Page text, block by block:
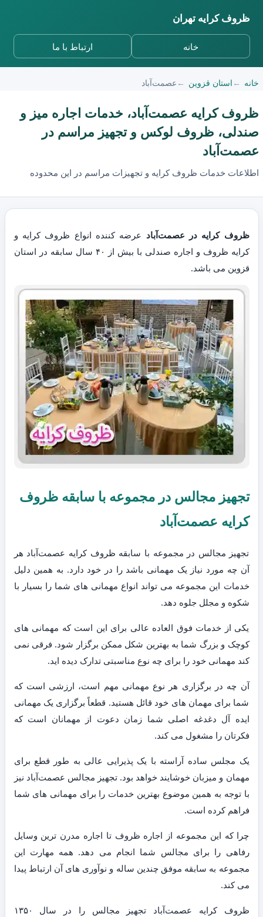
ظروف کرایه تهران
خانه ارتباط با ما
خانه استان قزوین عصمت‌آباد
ظروف کرایه عصمت‌آباد، خدمات اجاره میز و
صندلی، ظروف لوکس و تجهیز مراسم در
عصمت‌آباد
اطلاعات خدمات ظروف کرایه و تجهیزات مراسم در این محدوده
ظروف کرایه در عصمت‌آباد عرضه کننده انواع ظروف کرایه و
کرایه ظروف و اجاره صندلی با بیش از ۴۰ سال سابقه در استان
قزوین می باشد.
تجهیز مجالس در مجموعه با سابقه ظروف
کرایه عصمت‌آباد
تجهیز مجالس در مجموعه با سابقه ظروف کرایه عصمت‌آباد هر
آن چه مورد نیاز یک مهمانی باشد را در خود دارد. به همین دلیل
خدمات این مجموعه می تواند انواع مهمانی های شما را بسیار با
شکوه و مجلل جلوه دهد.
یکی از خدمات فوق العاده عالی برای این است که مهمانی های
کوچک و بزرگ شما به بهترین شکل ممکن برگزار شود. فرقی نمی
کند مهمانی خود را برای چه نوع مناسبتی تدارک دیده اید.
آن چه در برگزاری هر نوع مهمانی مهم است، ارزشی است که
شما برای مهمان های خود قائل هستید. قطعاً برگزاری یک مهمانی
ایده آل دغدغه اصلی شما زمان دعوت از مهمانان است که
فکرتان را مشغول می کند.
یک مجلس ساده آراسته با یک پذیرایی عالی به طور قطع برای
مهمان و میزبان خوشایند خواهد بود. تجهیز مجالس عصمت‌آباد نیز
با توجه به همین موضوع بهترین خدمات را برای مهمانی های شما
فراهم کرده است.
چرا که این مجموعه از اجاره ظروف تا اجاره مدرن ترین وسایل
رفاهی را برای مجالس شما انجام می دهد. همه مهارت این
مجموعه به سابقه موفق چندین ساله و نوآوری های آن ارتباط پیدا
می کند.
ظروف کرایه عصمت‌آباد تجهیز مجالس را در سال ۱۳۵۰